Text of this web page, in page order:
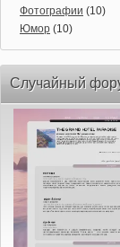
Фотографии (10)
Юмор (10)
Случайный